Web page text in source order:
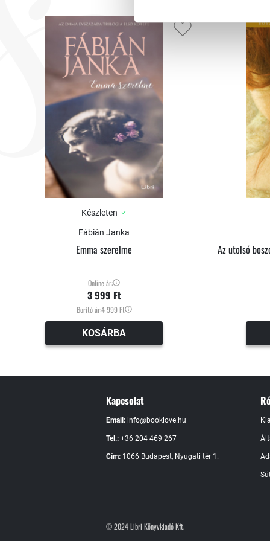
Készleten
Fábián Janka
Emma szerelme
Online ár:
3 999 Ft
Borító ár:4 999 Ft
KOSÁRBA
Az utolsó
Kapcsolat
Email: info@booklove.hu
Tel.: +36 204 469 267
Cím: 1066 Budapest, Nyugati tér 1.
© 2024 Libri Könyvkiadó Kft.